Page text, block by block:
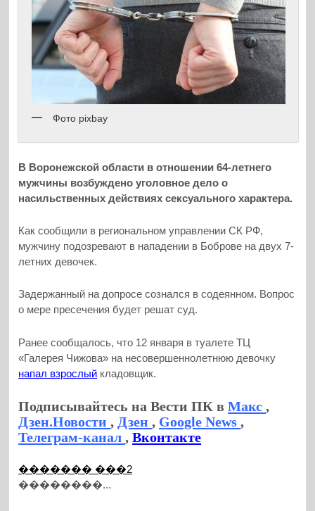
Фото pixbay
В Воронежской области в отношении 64-летнего
мужчины возбуждено уголовное дело о
насильственных действиях сексуального характера.
Как сообщили в региональном управлении СК РФ,
мужчину подозревают в нападении в Боброве на двух 7-
летних девочек.
Задержанный на допросе сознался в содеянном. Вопрос
о мере пресечения будет решат суд.
Ранее сообщалось, что 12 января в туалете ТЦ
«Галерея Чижова» на несовершеннолетнюю девочку
напал взрослый кладовщик.
Подписывайтесь на Вести ПК вМакс,
Дзен.Новости, Дзен, Google News,
Телеграм-канал,Вконтакте
������� ���2
��������...